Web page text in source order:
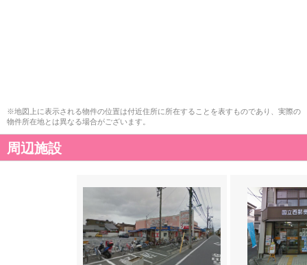
※地図上に表示される物件の位置は付近住所に所在することを表すものであり、実際の
物件所在地とは異なる場合がございます。
周辺施設